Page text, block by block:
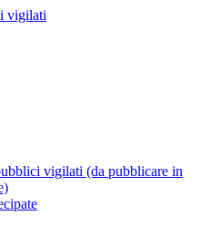
vigilati
vigilati (da pubblicare in